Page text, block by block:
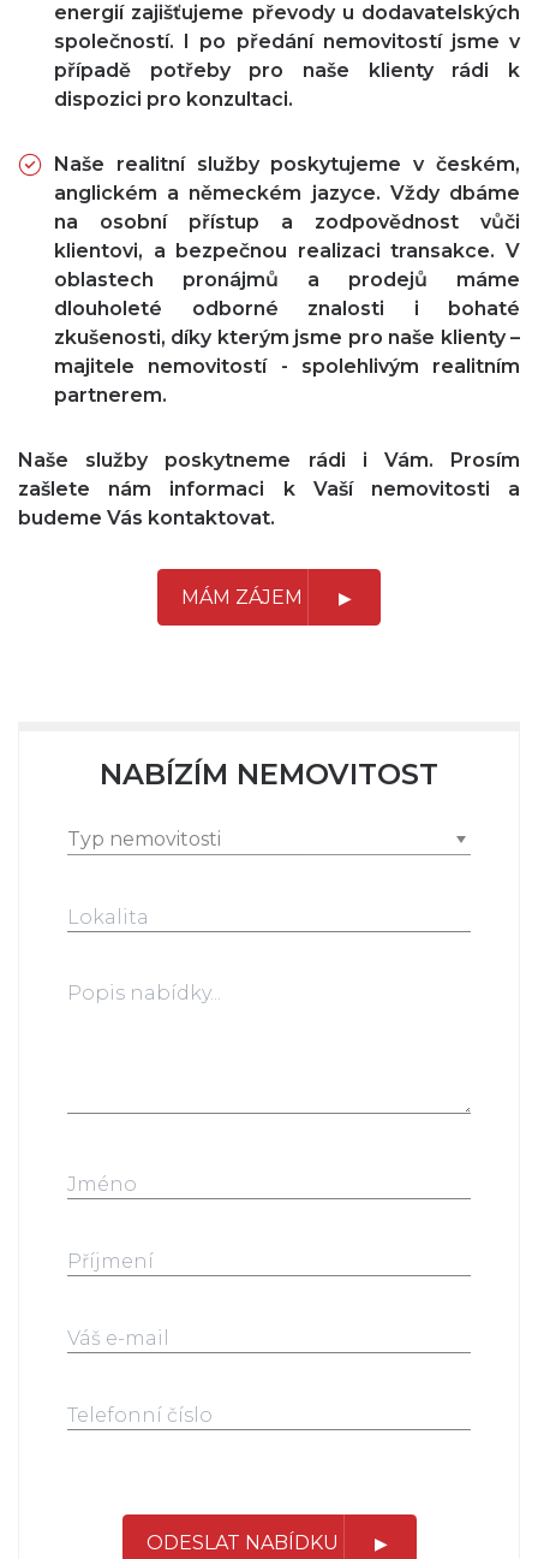
energií zajišťujeme převody u dodavatelských
společností. I po předání nemovitostí jsme v
případě potřeby pro naše klienty rádi k
dispozici pro konzultaci.
Naše realitní služby poskytujeme v českém,
anglickém a německém jazyce. Vždy dbáme
na osobní přístup a zodpovědnost vůči
klientovi, a bezpečnou realizaci transakce. V
oblastech pronájmů a prodejů máme
dlouholeté odborné znalosti i bohaté
zkušenosti, díky kterým jsme pro naše klienty –
majitele nemovitostí - spolehlivým realitním
partnerem.
Naše služby poskytneme rádi i Vám. Prosím
zašlete nám informaci k Vaší nemovitosti a
budeme Vás kontaktovat.
MÁM ZÁJEM
NABÍZÍM NEMOVITOST
Typ nemovitosti
ODESLAT NABÍDKU